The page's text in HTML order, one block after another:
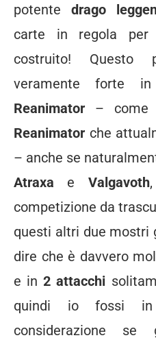
potente drago
carte in regola per
costruito! Questo
veramente forte in
Reanimator – come
Reanimator che
– anche se
Atraxa e Valgavoth
competizione da
questi altri due mostri
dire che è davvero
e in 2 attacchi
quindi io fossi
considerazione